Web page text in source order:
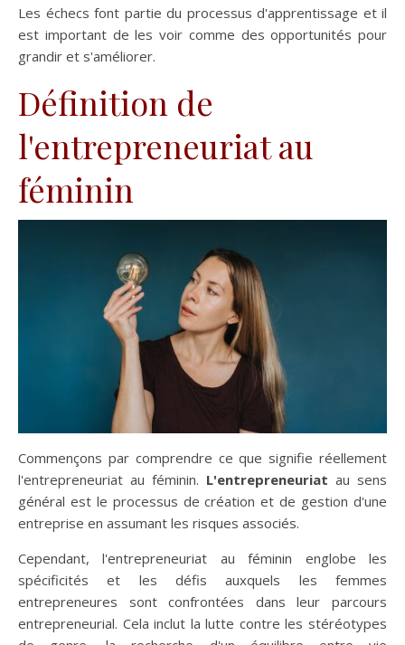
Les échecs font partie du processus d'apprentissage et il
est important de les voir comme des opportunités pour
grandir et s'améliorer.
Définition de
l'entrepreneuriat au
féminin
Commençons par comprendre ce que signifie réellement
l'entrepreneuriat au féminin. L'entrepreneuriat au sens
général est le processus de création et de gestion d'une
entreprise en assumant les risques associés.
Cependant, l'entrepreneuriat au féminin englobe les
spécificités et les défis auxquels les femmes
entrepreneures sont confrontées dans leur parcours
entrepreneurial. Cela inclut la lutte contre les stéréotypes